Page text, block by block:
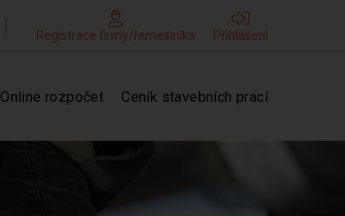
Registrace firmy/řemeslníka Přihlášení
Online rozpočet Ceník stavebních prací